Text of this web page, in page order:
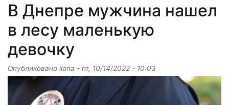
В Днепре мужчина нашел
в лесу маленькую
девочку
Опубликовано ilona - пт, 10/14/2022 - 10:03